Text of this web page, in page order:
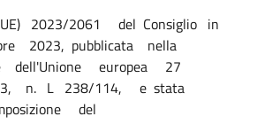
2023/2061 del Consiglio in
2023, pubblicata nella
dell'Unione europea 27
n. L 238/114, e stata
del